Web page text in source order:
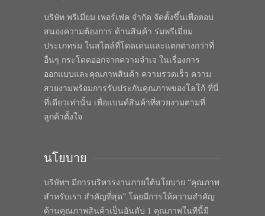
บริษัท พรีเมี่ยม เพอร์เฟค จำกัด จัดตั้งขึ้นเพื่อตอบ
สนองความต้องการ ด้านสินค้า ร่มพรีเมี่ยม
ประเภทร่ม ในสไตล์ที่โดดเด่นและแตกต่างกว่าที่
อื่นๆ กระโดดออกจากความจำเจ ในเรื่องการ
ออกแบบและคุณภาพสินค้า ความรวดเร็ว ความ
สวยงามพร้อมการรับประกันคุณภาพของโลโก้ ที่นี่
ที่เดียวเท่านั้น เพื่อแบนด์สินค้าที่สวยงามตามที่
ลูกค้าตั้งใจ
นโยบาย
บริษัทฯ มีการบริหารงานภายใต้นโยบาย “คุณภาพ
สำหรับเรา สำคัญที่สุด” โดยมีการให้ความสำคัญ
ด้านคุณภาพสินค้าเป็นอันดับ 1 คุณภาพในทีนี้มี